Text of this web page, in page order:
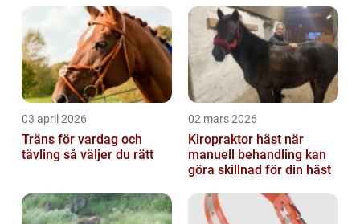
olika typer och deras p...
03 april 2026
Träns för vardag och
tävling så väljer du rätt
02 mars 2026
Kiropraktor häst när
manuell behandling kan
göra skillnad för din häst